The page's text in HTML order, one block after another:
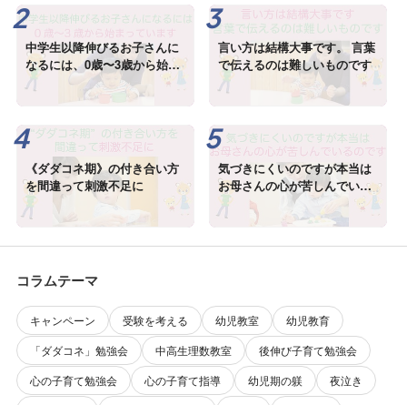
中学生以降伸びるお子さんに
なるには、0歳〜3歳から始ま
っています
言い方は結構大事です。 言葉
で伝えるのは難しいものです
《ダダコネ期》の付き合い方
を間違って刺激不足に
気づきにくいのですが本当は
お母さんの心が苦しんでいる
のです
コラムテーマ
キャンペーン 受験を考える 幼児教室
幼児教育
「ダダコネ」勉強会
中高生理数教室
後伸び子育て勉強会
心の子育て勉強会
心の子育て指導 幼児期の躾
夜泣き